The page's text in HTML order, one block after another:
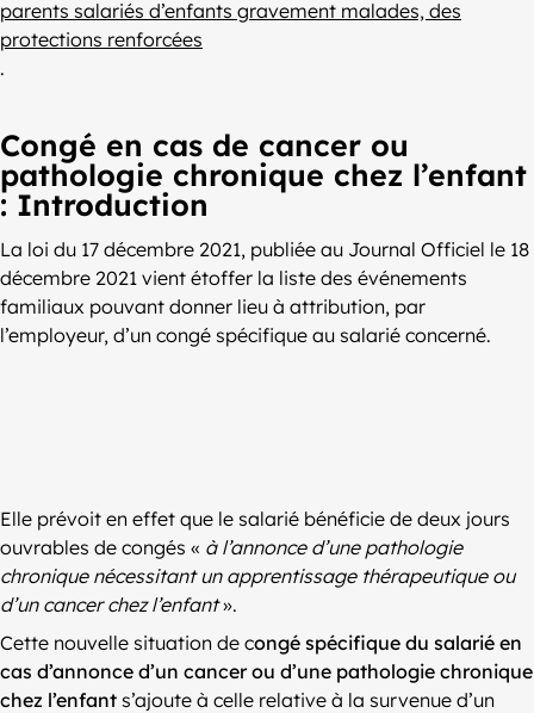
parents salariés d’enfants gravement malades, des
protections renforcées
.
Congé en cas de cancer ou
pathologie chronique chez l’enfant
: Introduction
La loi du 17 décembre 2021, publiée au Journal Officiel le 18
décembre 2021 vient étoffer la liste des événements
familiaux pouvant donner lieu à attribution, par
l’employeur, d’un congé spécifique au salarié concerné.
Elle prévoit en effet que le salarié bénéficie de deux jours
ouvrables de congés « à l’annonce d’une pathologie
chronique nécessitant un apprentissage thérapeutique ou
d’un cancer chez l’enfant».
Cette nouvelle situation de congé spécifique du salarié en
cas d’annonce d’un cancer ou d’une pathologie chronique
chez l’enfant s’ajoute à celle relative à la survenue d’un